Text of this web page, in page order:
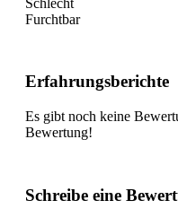
Schlecht
Furchtbar
Erfahrungsberichte
Es gibt noch keine
Bewertung!
Schreibe eine